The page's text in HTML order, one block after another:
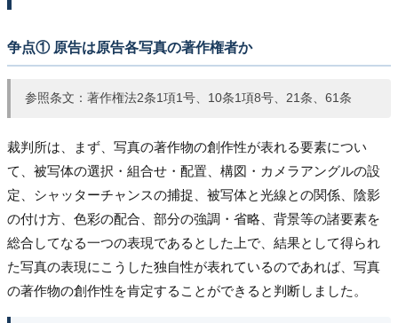
争点① 原告は原告各写真の著作権者か
参照条文：著作権法2条1項1号、10条1項8号、21条、61条
裁判所は、まず、写真の著作物の創作性が表れる要素につい
て、被写体の選択・組合せ・配置、構図・カメラアングルの設
定、シャッターチャンスの捕捉、被写体と光線との関係、陰影
の付け方、色彩の配合、部分の強調・省略、背景等の諸要素を
総合してなる一つの表現であるとした上で、結果として得られ
た写真の表現にこうした独自性が表れているのであれば、写真
の著作物の創作性を肯定することができると判断しました。